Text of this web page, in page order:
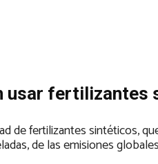
usar fertilizantes
de fertilizantes sintéticos,
de las emisiones